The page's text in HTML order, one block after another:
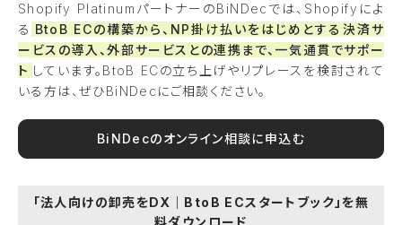
Shopify PlatinumパートナーのBiNDecでは、Shopifyによ
る BtoB ECの構築から、NP掛け払いをはじめとする決済サ
ービスの導入、外部サービスとの連携まで、一気通貫でサポー
ト しています。BtoB ECの立ち上げやリプレースを検討されて
いる方は、ぜひBiNDecにご相談ください。
BiNDecのオンライン相談に申込む
「法人向けの卸売をDX｜BtoB ECスタートブック」を無